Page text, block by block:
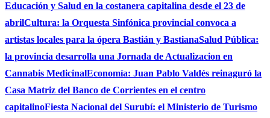
Educación y Salud en la costanera capitalina desde el 23 de
abrilCultura: la Orquesta Sinfónica provincial convoca a
artistas locales para la ópera Bastián y BastianaSalud Pública:
la provincia desarrolla una Jornada de Actualizacion en
Cannabis MedicinalEconomía: Juan Pablo Valdés reinaguró la
Casa Matriz del Banco de Corrientes en el centro
capitalinoFiesta Nacional del Surubí: el Ministerio de Turismo